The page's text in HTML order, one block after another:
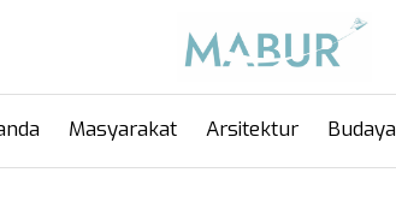
Masyarakat Arsitektur Budaya